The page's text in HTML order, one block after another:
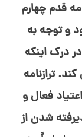
قدم چهارم
و توجه به
درک اینکه
ترازنامه
فعال و
شدن از